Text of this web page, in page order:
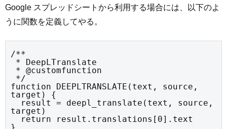
Google スプレッドシートから利用する場合には、以下のよ
うに関数を定義してやる。
/**
function DEEPLTRANSLATE(text, source,
target) {
target)